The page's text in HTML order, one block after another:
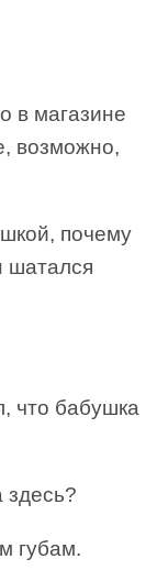
в магазине
возможно,
почему
шатался
что бабушка
губам.